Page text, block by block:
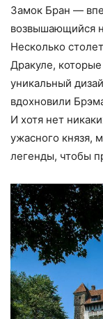
Замок Бран —
возвышающийся
Несколько
Дракуле,
уникальный
вдохновили
И хотя нет
ужасного князя,
легенды, чтобы